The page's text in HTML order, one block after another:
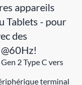
appareils
Tablets - pour
des
2 Type C vers
terminal